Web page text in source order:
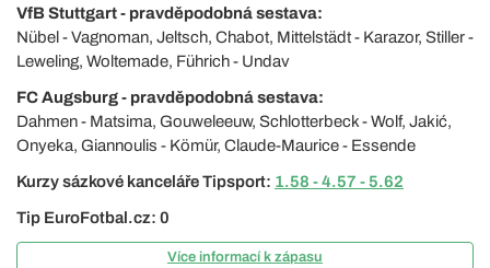
VfB Stuttgart - pravděpodobná sestava:
Nübel - Vagnoman, Jeltsch, Chabot, Mittelstädt - Karazor, Stiller -
Leweling, Woltemade, Führich - Undav
FC Augsburg - pravděpodobná sestava:
Dahmen - Matsima, Gouweleeuw, Schlotterbeck - Wolf, Jakić,
Onyeka, Giannoulis - Kömür, Claude-Maurice - Essende
Kurzy sázkové kanceláře Tipsport: 1.58 - 4.57 - 5.62
Tip EuroFotbal.cz: 0
Více informací k zápasu